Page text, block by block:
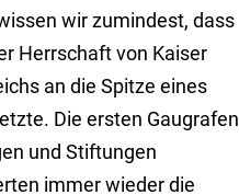
wir zumindest, dass
Herrschaft von Kaiser
an die Spitze eines
Die ersten Gaugrafen
und Stiftungen
immer wieder die